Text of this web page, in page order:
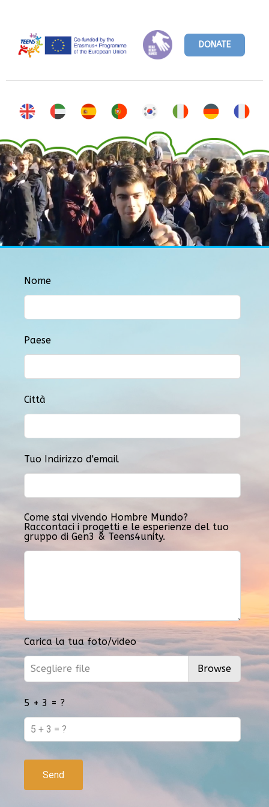
DONATE
Nome
Paese
Città
Tuo Indirizzo d'email
Come stai vivendo Hombre Mundo?
Raccontaci i progetti e le esperienze del tuo
gruppo di Gen3 & Teens4unity.
Carica la tua foto/video
Scegliere file Browse
5 + 3 = ?